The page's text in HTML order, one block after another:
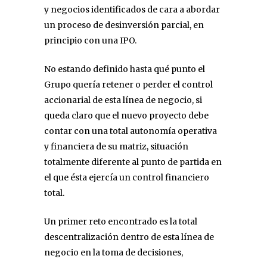
y negocios identificados de cara a abordar
un proceso de desinversión parcial, en
principio con una IPO.
No estando definido hasta qué punto el
Grupo quería retener o perder el control
accionarial de esta línea de negocio, si
queda claro que el nuevo proyecto debe
contar con una total autonomía operativa
y financiera de su matriz, situación
totalmente diferente al punto de partida en
el que ésta ejercía un control financiero
total.
Un primer reto encontrado es la total
descentralización dentro de esta línea de
negocio en la toma de decisiones,